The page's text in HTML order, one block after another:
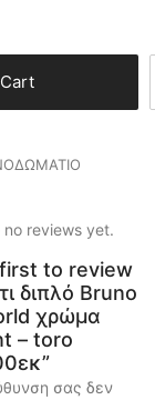
no reviews yet.
to review
διπλό Bruno
χρώμα
– toro
σας δεν